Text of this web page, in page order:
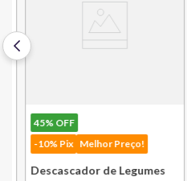
45%OFF
-10% Pix Melhor Preço!
Descascador de Legumes